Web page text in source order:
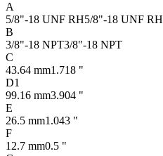
A
5/8"-18 UNF RH5/8"-18 UNF RH
B
3/8"-18 NPT3/8"-18 NPT
C
43.64 mm1.718 "
D1
99.16 mm3.904 "
E
26.5 mm1.043 "
F
12.7 mm0.5 "